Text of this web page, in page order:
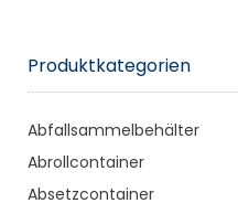
Produktkategorien
Abfallsammelbehälter
Abrollcontainer
Absetzcontainer